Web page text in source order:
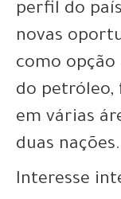
perfil do
novas
como opção
do petróleo,
em várias
duas nações.
Interesse